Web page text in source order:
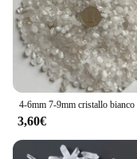
3,60€